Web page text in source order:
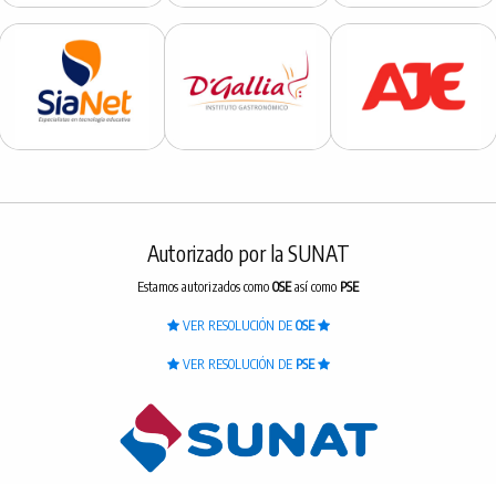
Autorizado por la SUNAT
Estamos autorizados como OSEasí como PSE
VER RESOLUCIÓN DE OSE
VER RESOLUCIÓN DE PSE